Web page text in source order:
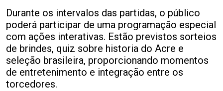
Durante os intervalos das partidas, o público
poderá participar de uma programação especial
com ações interativas. Estão previstos sorteios
de brindes, quiz sobre historia do Acre e
seleção brasileira, proporcionando momentos
de entretenimento e integração entre os
torcedores.